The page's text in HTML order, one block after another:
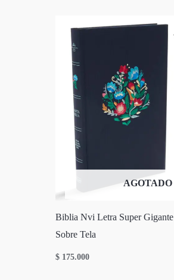
AGOTADO
Biblia Nvi Letra Super
Sobre Tela
$ 175.000